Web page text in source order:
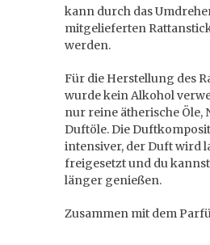
kann durch das
mitgelieferten
werden.
Für die Herstellung des
wurde kein Alkohol
nur reine ätherische Öle,
Duftöle. Die
intensiver, der Duft wird
freigesetzt und du
länger genießen.
Zusammen mit dem